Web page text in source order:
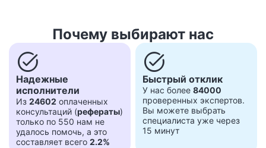
Почему выбирают нас
task_alt
Надежные
исполнители
Из 24602 оплаченных
консультаций (рефераты)
только по 550 нам не
удалось помочь, а это
составляет всего 2.2%
task_alt
Быстрый отклик
У нас более 84000
проверенных экспертов.
Вы можете выбрать
специалиста уже через
15 минут